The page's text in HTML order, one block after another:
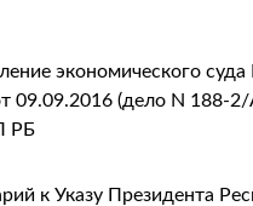
экономического
09.09.2016 (дело N 188-
РБ
к Указу Президента